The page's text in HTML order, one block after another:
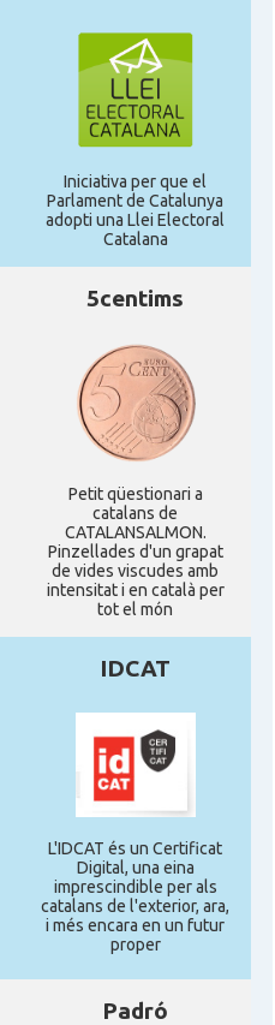
Iniciativa per que el
Parlament de Catalunya
adopti una Llei Electoral
Catalana
5centims
Petit qüestionari a
catalans de
CATALANSALMON.
Pinzellades d'un grapat
de vides viscudes amb
intensitat i en català per
tot el món
IDCAT
L'IDCAT és un Certificat
Digital, una eina
imprescindible per als
catalans de l'exterior, ara,
i més encara en un futur
proper
Padró